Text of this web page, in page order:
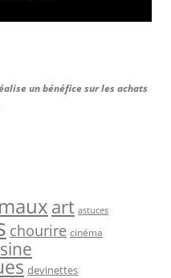
un bénéfice sur les achats
art astuces
chourire cinéma
devinettes